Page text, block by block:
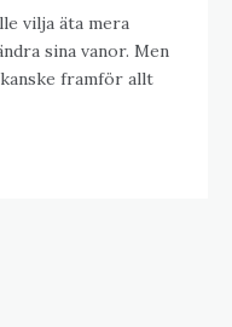
vilja äta mera
sina vanor. Men
framför allt